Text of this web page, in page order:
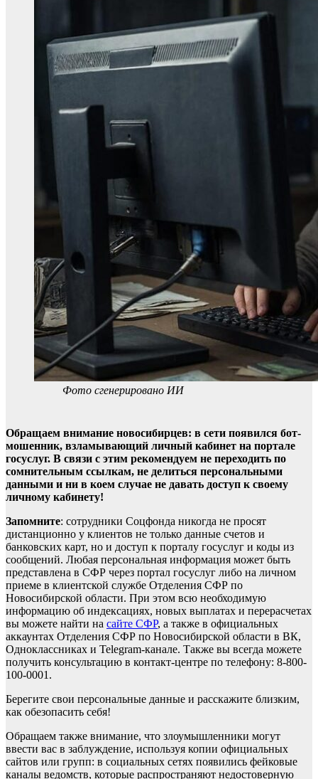
Фото сгенерировано ИИ
Обращаем внимание новосибирцев: в сети появился бот-
мошенник, взламывающий личный кабинет на портале
госуслуг. В связи с этим рекомендуем не переходить по
сомнительным ссылкам, не делиться персональными
данными и ни в коем случае не давать доступ к своему
личному кабинету!
Запомните: сотрудники Соцфонда никогда не просят
дистанционно у клиентов не только данные счетов и
банковских карт, но и доступ к порталу госуслуг и коды из
сообщений. Любая персональная информация может быть
представлена в СФР через портал госуслуг либо на личном
приеме в клиентской службе Отделения СФР по
Новосибирской области. При этом всю необходимую
информацию об индексациях, новых выплатах и перерасчетах
вы можете найти на сайте СФР, а также в официальных
аккаунтах Отделения СФР по Новосибирской области в ВК,
Одноклассниках и Telegram-канале. Также вы всегда можете
получить консультацию в контакт-центре по телефону: 8-800-
100-0001.
Берегите свои персональные данные и расскажите близким,
как обезопасить себя!
Обращаем также внимание, что злоумышленники могут
ввести вас в заблуждение, используя копии официальных
сайтов или групп: в социальных сетях появились фейковые
каналы ведомств, которые распространяют недостоверную